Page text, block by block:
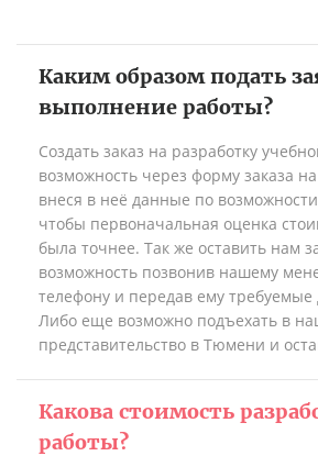
Каким образом подать
выполнение работы?
Создать заказ на разработку
возможность через форму заказа
внеся в неё данные по
чтобы первоначальная оценка
была точнее. Так же оставить нам
возможность позвонив нашему
телефону и передав ему требуемые
Либо еще возможно подъехать в
представительство в Тюмени и
Какова стоимость
работы?